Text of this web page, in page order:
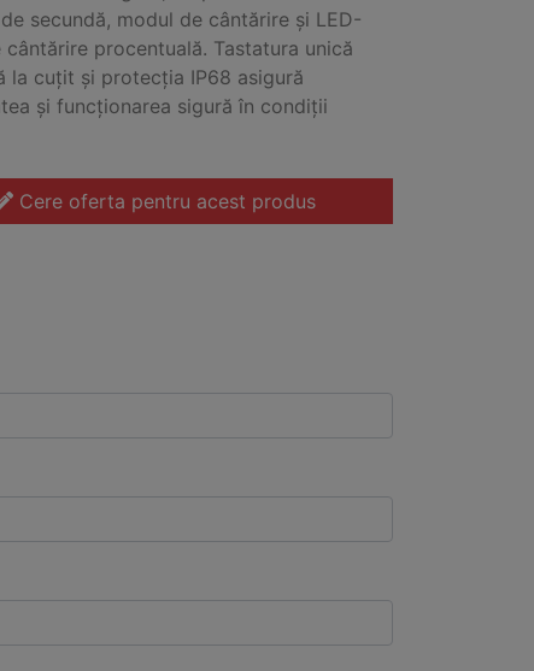
secundă, modul de cântărire și LED-
cântărire procentuală. Tastatura unică
la cuțit și protecția IP68 asigură
și funcționarea sigură în condiții
Cere oferta pentru acest produs